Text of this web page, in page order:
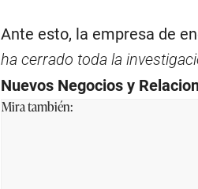
Ante esto, la empresa de
ha cerrado toda la
Nuevos Negocios y
Mira también: